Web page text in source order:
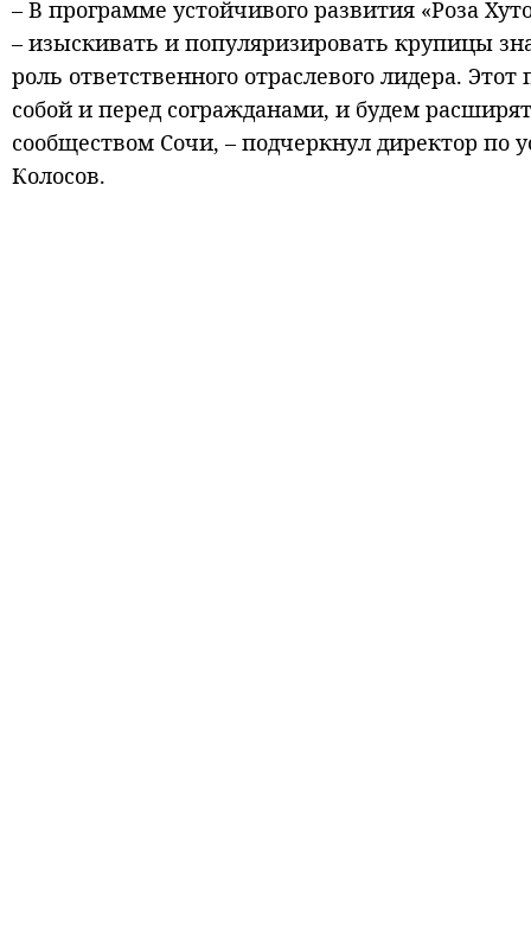
– В программе устойчивого развития «Роза
– изыскивать и популяризировать крупицы
роль ответственного отраслевого лидера.
собой и перед согражданами, и будем
сообществом Сочи, – подчеркнул директор по
Колосов.